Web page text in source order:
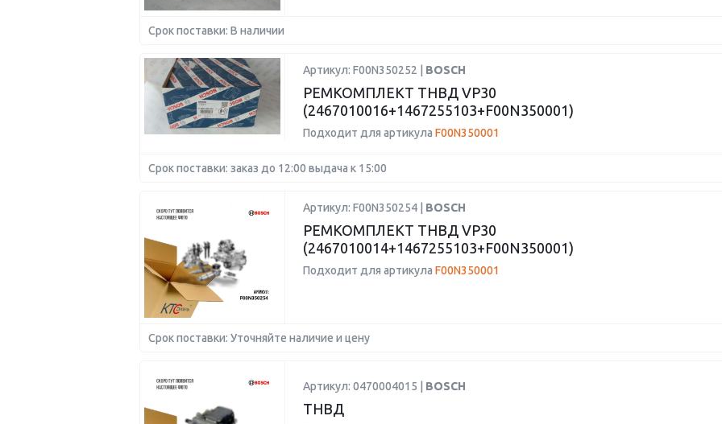
Срок поставки: В наличии
Артикул: F00N350252 | BOSCH
РЕМКОМПЛЕКТ ТНВД VP30
(2467010016+1467255103+F00N350001)
Подходит для артикула F00N350001
Срок поставки: заказ до 12:00 выдача к 15:00
Артикул: F00N350254 | BOSCH
РЕМКОМПЛЕКТ ТНВД VP30
(2467010014+1467255103+F00N350001)
Подходит для артикула F00N350001
Срок поставки: Уточняйте наличие и цену
Артикул: 0470004015 | BOSCH
ТНВД